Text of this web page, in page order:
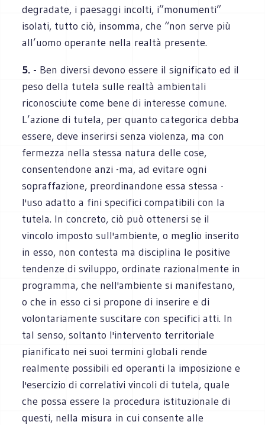
degradate, i paesaggi incolti, i”monumenti”
isolati, tutto ciò, insomma, che “non serve più
all’uomo operante nella realtà presente.
5. - Ben diversi devono essere il significato ed il
peso della tutela sulle realtà ambientali
riconosciute come bene di interesse comune.
L’azione di tutela, per quanto categorica debba
essere, deve inserirsi senza violenza, ma con
fermezza nella stessa natura delle cose,
consentendone anzi -ma, ad evitare ogni
sopraffazione, preordinandone essa stessa -
l'uso adatto a fini specifici compatibili con la
tutela. In concreto, ciò può ottenersi se il
vincolo imposto sull'ambiente, o meglio inserito
in esso, non contesta ma disciplina le positive
tendenze di sviluppo, ordinate razionalmente in
programma, che nell'ambiente si manifestano,
o che in esso ci si propone di inserire e di
volontariamente suscitare con specifici atti. In
tal senso, soltanto l'intervento territoriale
pianificato nei suoi termini globali rende
realmente possibili ed operanti la imposizione e
l'esercizio di correlativi vincoli di tutela, quale
che possa essere la procedura istituzionale di
questi, nella misura in cui consente alle